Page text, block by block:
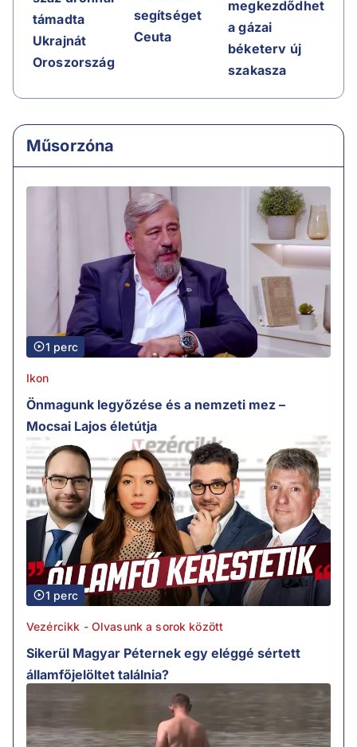
támadta
Ukrajnát
Oroszország
segítséget
Ceuta
megkezdődhet
a gázai
béketerv új
szakasza
Műsorzóna
1 perc
Ikon
Önmagunk legyőzése és a nemzeti mez –
Mocsai Lajos életútja
1 perc
Vezércikk - Olvasunk a sorok között
Sikerül Magyar Péternek egy eléggé sértett
államfőjelöltet találnia?